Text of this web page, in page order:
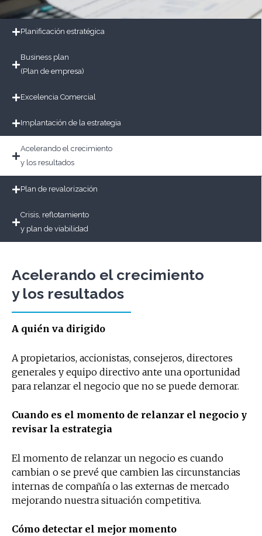
Planificación estratégica
Business plan
(Plan de empresa)
Excelencia Comercial
Implantación de la estrategia
Acelerando el crecimiento
y los resultados
Plan de revalorización
Crisis, reflotamiento
y plan de viabilidad
Acelerando el crecimiento
y los resultados
A quién va dirigido
A propietarios, accionistas, consejeros, directores
generales y equipo directivo ante una oportunidad
para relanzar el negocio que no se puede demorar.
Cuando es el momento de relanzar el negocio y
revisar la estrategia
El momento de relanzar un negocio es cuando
cambian o se prevé que cambien las circunstancias
internas de compañía o las externas de mercado
mejorando nuestra situación competitiva.
Cómo detectar el mejor momento